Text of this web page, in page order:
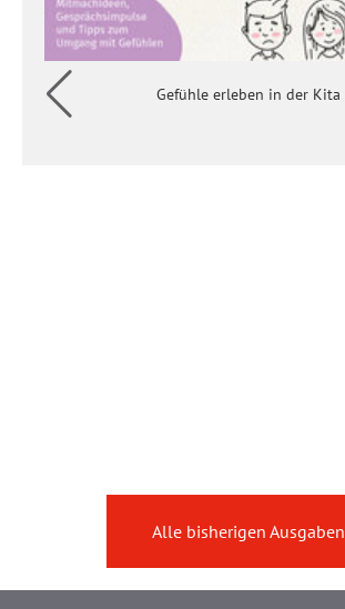
Gefühle erleben in der Kita
Alle bisherigen Ausgaben